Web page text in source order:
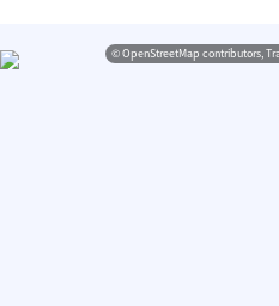
© OpenStreetMap contributors,